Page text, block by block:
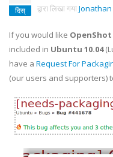
दिस् द्वारा लिखा गयाJonathan
If you would like
included in Ubuntu 10.04
have a Request For
(our users and supporters)